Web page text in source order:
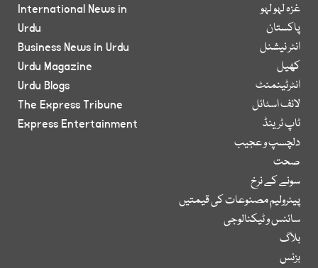
غزہ لہو لہو
پاکستان
انٹر نیشنل
کھیل
انٹرٹینمنٹ
لائف اسٹائل
ٹاپ ٹرینڈ
دلچسپ و عجیب
صحت
سونے کے نرخ
پیٹرولیم مصنوعات کی قیمتیں
سائنس و ٹیکنالوجی
بلاگ
بزنس
International News in
Urdu
Business News in Urdu
Urdu Magazine
Urdu Blogs
The Express Tribune
Express Entertainment